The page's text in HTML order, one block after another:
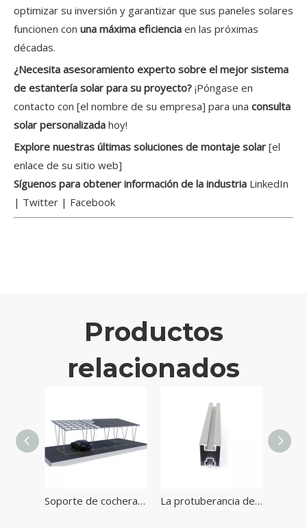
optimizar su inversión y garantizar que sus paneles solares
funcionen con una máxima eficiencia en las próximas
décadas.
¿Necesita asesoramiento experto sobre el mejor sistema
de estantería solar para su proyecto? ¡Póngase en
contacto con [el nombre de su empresa] para una consulta
solar personalizada hoy!
Explore nuestras últimas soluciones de montaje solar [el
enlace de su sitio web]
Síguenos para obtener información de la industria LinkedIn
| Twitter | Facebook
Productos
relacionados
Soporte de cochera solar en forma de W de aluminio para instalar paneles solares fotovoltaicos La protuberancia de encargo de la aleación de aluminio perfila el carril para el sistema de montaje de la energía solar